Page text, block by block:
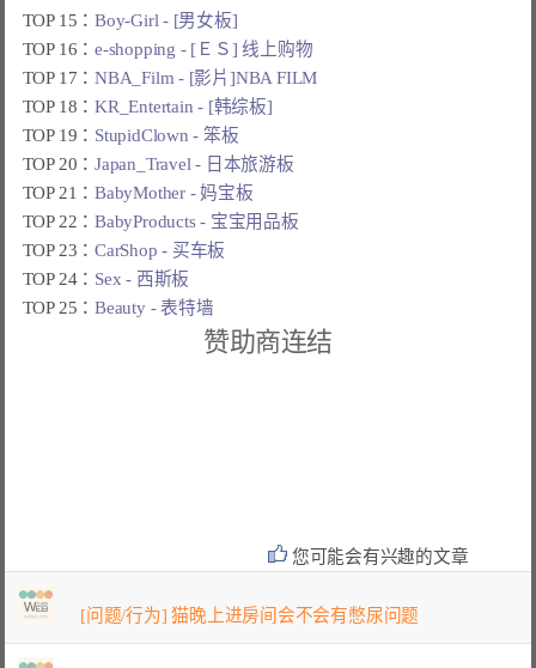
TOP 15：Boy-Girl - [男女板]
TOP 16：e-shopping - [ＥＳ] 线上购物
TOP 17：NBA_Film - [影片]NBA FILM
TOP 18：KR_Entertain - [韩综板]
TOP 19： StupidClown - 笨板
TOP 20：Japan_Travel - 日本旅游板
TOP 21：BabyMother - 妈宝板
TOP 22：BabyProducts - 宝宝用品板
TOP 23：CarShop - 买车板
TOP 24： Sex - 西斯板
TOP 25：Beauty - 表特墙
赞助商连结
您可能会有兴趣的文章
[问题/行为] 猫晚上进房间会不会有憋尿问题